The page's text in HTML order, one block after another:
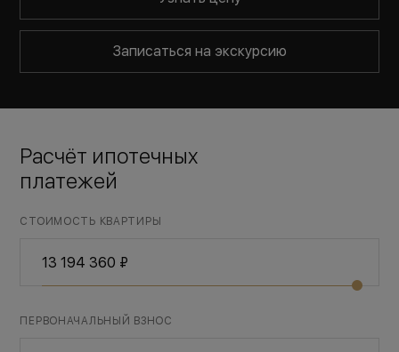
Записаться на экскурсию
Расчёт ипотечных
платежей
СТОИМОСТЬ КВАРТИРЫ
ПЕРВОНАЧАЛЬНЫЙ ВЗНОС